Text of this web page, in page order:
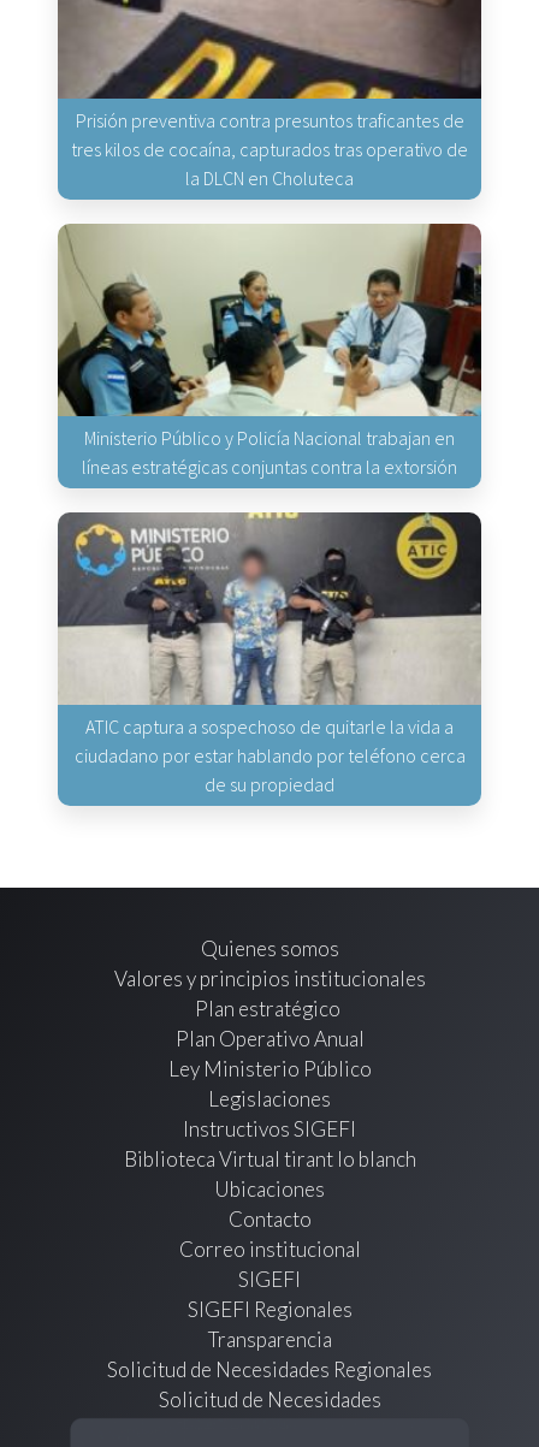
Prisión preventiva contra presuntos traficantes de
tres kilos de cocaína, capturados tras operativo de
la DLCN en Choluteca
Ministerio Público y Policía Nacional trabajan en
líneas estratégicas conjuntas contra la extorsión
ATIC captura a sospechoso de quitarle la vida a
ciudadano por estar hablando por teléfono cerca
de su propiedad
Quienes somos
Valores y principios institucionales
Plan estratégico
Plan Operativo Anual
Ley Ministerio Público
Legislaciones
Instructivos SIGEFI
Biblioteca Virtual tirant lo blanch
Ubicaciones
Contacto
Correo institucional
SIGEFI
SIGEFI Regionales
Transparencia
Solicitud de Necesidades Regionales
Solicitud de Necesidades